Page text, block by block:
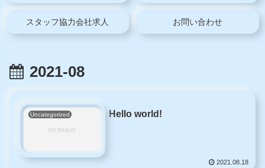
スタッフ協力会社求人 お問い合わせ
2021-08
Uncategorized Hello world!
2021.08.18